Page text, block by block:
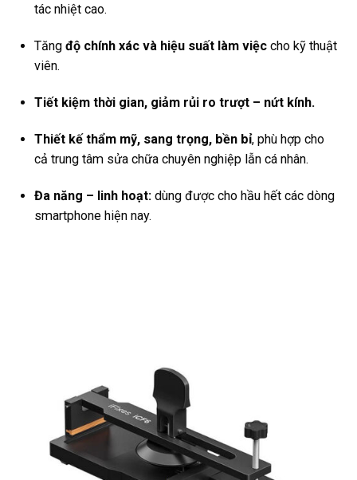
tác nhiệt cao.
Tăng độ chính xác và hiệu suất làm việc cho kỹ thuật
viên.
Tiết kiệm thời gian, giảm rủi ro trượt – nứt kính.
Thiết kế thẩm mỹ, sang trọng, bền bỉ, phù hợp cho
cả trung tâm sửa chữa chuyên nghiệp lẫn cá nhân.
Đa năng – linh hoạt: dùng được cho hầu hết các dòng
smartphone hiện nay.